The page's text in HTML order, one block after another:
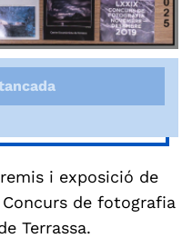
i exposició de
de fotografia
Terrassa.